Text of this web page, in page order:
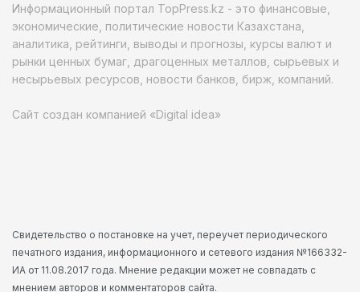
Информационный портал TopPress.kz - это финансовые,
экономические, политические новости Казахстана,
аналитика, рейтинги, выводы и прогнозы, курсы валют и
рынки ценных бумаг, драгоценных металлов, сырьевых и
несырьевых ресурсов, новости банков, бирж, компаний.
Сайт создан компанией «Digital idea»
Свидетельство о постановке на учет, переучет периодического
печатного издания, информационного и сетевого издания №166332-
ИА от 11.08.2017 года. Мнение редакции может не совпадать с
мнением авторов и комментаторов сайта.